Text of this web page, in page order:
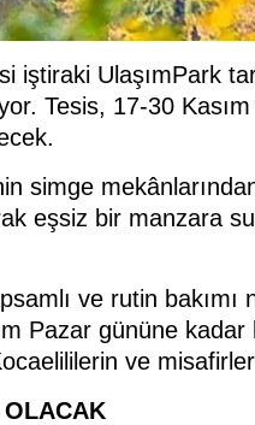
iştiraki UlaşımPark
Tesis, 17-30
simge
eşsiz bir manzara
ve rutin
Pazar gününe
ve
OLACAK